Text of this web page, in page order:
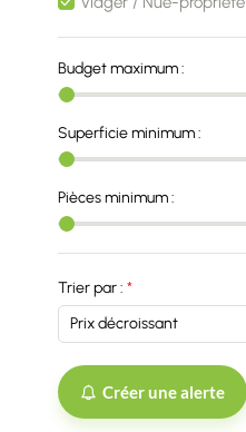
Budget maximum :
Superficie minimum :
Pièces minimum :
Trier par :
Créer une alerte